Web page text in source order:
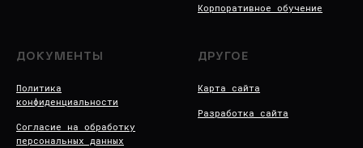
Корпоративное обучение
ДОКУМЕНТЫ
Политика
конфиденциальности
Согласие на обработку
персональных данных
ДРУГОЕ
Карта сайта
Разработка сайта